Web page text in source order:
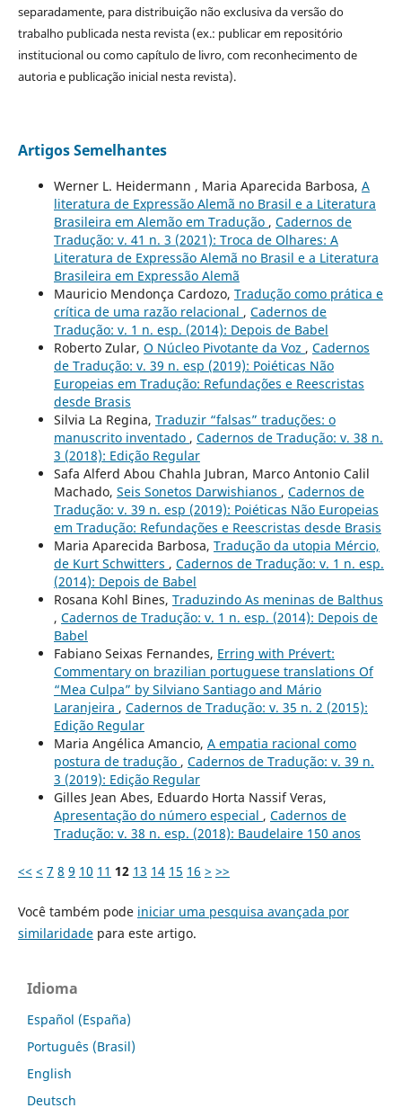
separadamente, para distribuição não exclusiva da versão do
trabalho publicada nesta revista (ex.: publicar em repositório
institucional ou como capítulo de livro, com reconhecimento de
autoria e publicação inicial nesta revista).
Artigos Semelhantes
Werner L. Heidermann , Maria Aparecida Barbosa, A
literatura de Expressão Alemã no Brasil e a Literatura
Brasileira em Alemão em Tradução , Cadernos de
Tradução: v. 41 n. 3 (2021): Troca de Olhares: A
Literatura de Expressão Alemã no Brasil e a Literatura
Brasileira em Expressão Alemã
Mauricio Mendonça Cardozo, Tradução como prática e
crítica de uma razão relacional , Cadernos de
Tradução: v. 1 n. esp. (2014): Depois de Babel
Roberto Zular, O Núcleo Pivotante da Voz , Cadernos
de Tradução: v. 39 n. esp (2019): Poiéticas Não
Europeias em Tradução: Refundações e Reescristas
desde Brasis
Silvia La Regina, Traduzir “falsas” traduções: o
manuscrito inventado , Cadernos de Tradução: v. 38 n.
3 (2018): Edição Regular
Safa Alferd Abou Chahla Jubran, Marco Antonio Calil
Machado, Seis Sonetos Darwishianos , Cadernos de
Tradução: v. 39 n. esp (2019): Poiéticas Não Europeias
em Tradução: Refundações e Reescristas desde Brasis
Maria Aparecida Barbosa, Tradução da utopia Mércio,
de Kurt Schwitters , Cadernos de Tradução: v. 1 n. esp.
(2014): Depois de Babel
Rosana Kohl Bines, Traduzindo As meninas de Balthus
, Cadernos de Tradução: v. 1 n. esp. (2014): Depois de
Babel
Fabiano Seixas Fernandes, Erring with Prévert:
Commentary on brazilian portuguese translations Of
“Mea Culpa” by Silviano Santiago and Mário
Laranjeira , Cadernos de Tradução: v. 35 n. 2 (2015):
Edição Regular
Maria Angélica Amancio, A empatia racional como
postura de tradução , Cadernos de Tradução: v. 39 n.
3 (2019): Edição Regular
Gilles Jean Abes, Eduardo Horta Nassif Veras,
Apresentação do número especial , Cadernos de
Tradução: v. 38 n. esp. (2018): Baudelaire 150 anos
<< < 7 8 9 10 11 12 13 14 15 16 > >>
Você também pode iniciar uma pesquisa avançada por
similaridadepara este artigo.
Idioma
Español (España)
Português (Brasil)
English
Deutsch